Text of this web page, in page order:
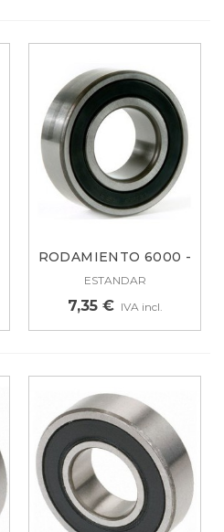
RODAMIENTO 6000 -
2RS 13AG022
ESTANDAR
7,35 € IVA incl.